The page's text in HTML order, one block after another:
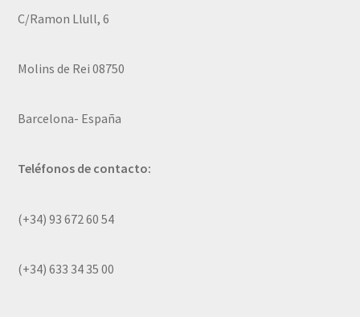
C/Ramon Llull, 6
Molins de Rei 08750
Barcelona- España
Teléfonos de contacto:
(+34) 93 672 60 54
(+34) 633 34 35 00